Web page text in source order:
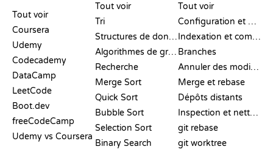
Tout voir
Coursera
Udemy
Codecademy
DataCamp
LeetCode
Boot.dev
freeCodeCamp
Udemy vs Coursera
Tout voir
Tri
Structures de données
Algorithmes de graphes
Recherche
Merge Sort
Quick Sort
Bubble Sort
Selection Sort
Binary Search
Tout voir
Configuration et mise en place
Indexation et commit
Branches
Annuler des modifications
Merge et rebase
Dépôts distants
Inspection et nettoyage
git rebase
git worktree